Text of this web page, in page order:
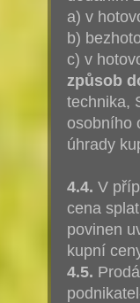
a) v
b)
c) v
způsob
technika,
osobního
úhrady
4.4. V
cena
povinen
kupní
4.5.